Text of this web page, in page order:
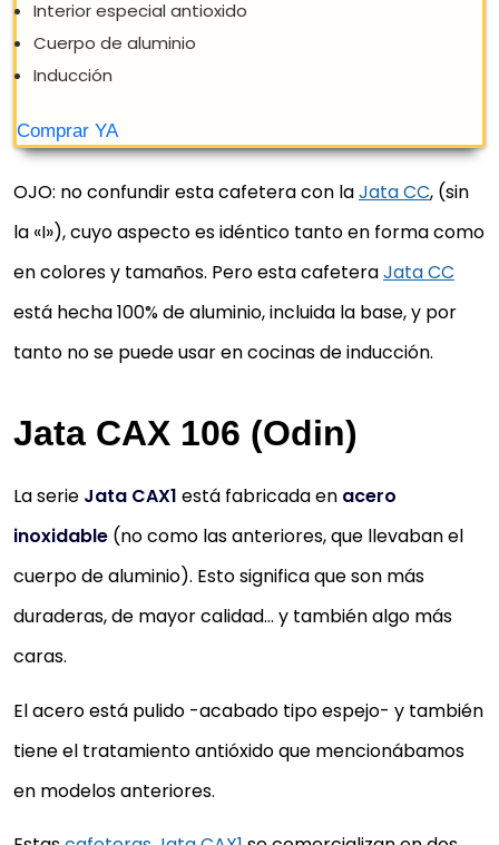
JATA HOGAR CAFETERA ITALIANA
OJO: no confundir esta cafetera con laJata CC, (sin
la «I»), cuyo aspecto es idéntico tanto en forma como
en colores y tamaños. Pero esta cafeteraJata CC
está hecha 100% de aluminio, incluida la base, y por
tanto no se puede usar en cocinas de inducción.
Jata CAX 106 (Odin)
La serie Jata CAX1 está fabricada en acero
inoxidable (no como las anteriores, que llevaban el
cuerpo de aluminio). Esto significa que son más
duraderas, de mayor calidad… y también algo más
caras.
El acero está pulido -acabado tipo espejo- y también
tiene el tratamiento antióxido que mencionábamos
en modelos anteriores.